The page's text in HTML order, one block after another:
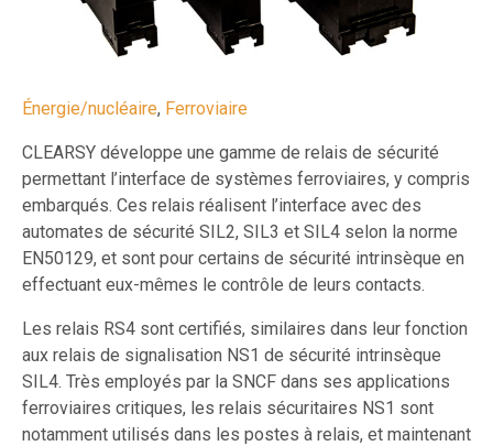
Énergie/nucléaire, Ferroviaire
CLEARSY développe une gamme de relais de sécurité
permettant l’interface de systèmes ferroviaires, y compris
embarqués. Ces relais réalisent l’interface avec des
automates de sécurité SIL2, SIL3 et SIL4 selon la norme
EN50129, et sont pour certains de sécurité intrinsèque en
effectuant eux-mêmes le contrôle de leurs contacts.
Les relais RS4 sont certifiés, similaires dans leur fonction
aux relais de signalisation NS1 de sécurité intrinsèque
SIL4. Très employés par la SNCF dans ses applications
ferroviaires critiques, les relais sécuritaires NS1 sont
notamment utilisés dans les postes à relais, et maintenant